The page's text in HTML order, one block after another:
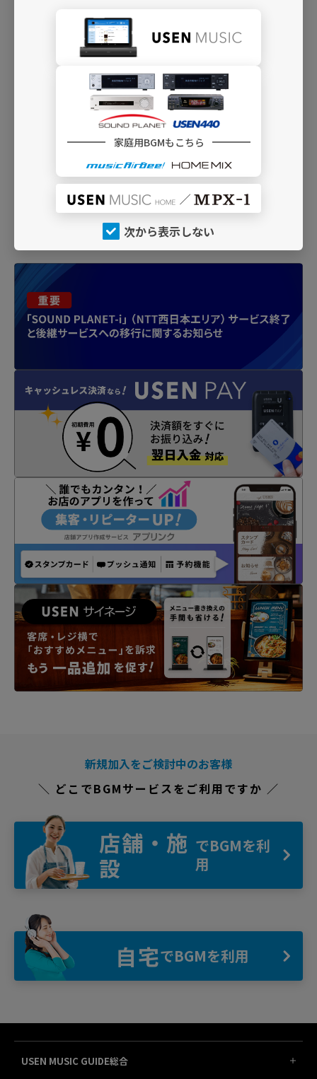
BGM
優しい響きとゆったりとしたテンポのクラシ
ックを集めて
A12 やさしいクラシック
クラシックのスタンダード・チャンネル。聴
き心地のよい名演を
新規加入をご検討中のお客様
＼ どこでBGMサービスをご利用ですか ／
店舗・施
設
でBGMを利
用
自宅でBGMを利用
USEN MUSIC GUIDE総合
家庭用BGMもこちら
次から表示しない